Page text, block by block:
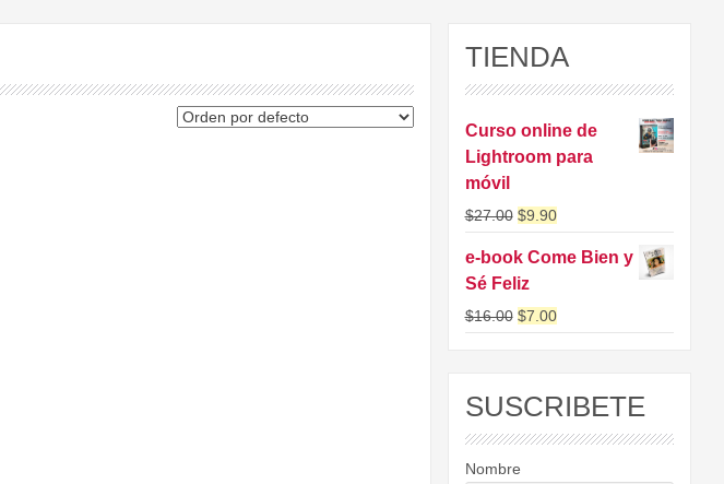
TIENDA
Curso online de
Lightroom para
móvil
$27.00 $9.90
e-book Come Bien y
Sé Feliz
$16.00 $7.00
SUSCRIBETE
Nombre